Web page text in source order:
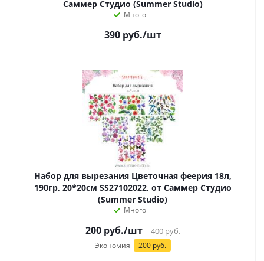
Саммер Студио (Summer Studio)
Много
390руб./шт
Набор для вырезания Цветочная феерия 18л,
190гр, 20*20см SS27102022, от Саммер Студио
(Summer Studio)
Много
200руб./шт 400руб.
Экономия 200 руб.